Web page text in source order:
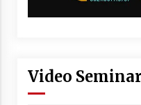
Video